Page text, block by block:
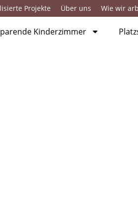
Projekte Über uns Wie wir
Kinderzimmer